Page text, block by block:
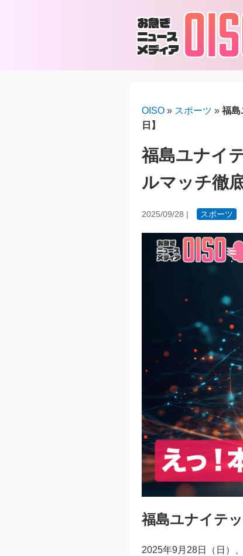
OISO » スポーツ » 福島
日】
福島ユナイ
ルマッチ徹
2025/09/28 | スポーツ
福島ユナイテ
2025年9月28日（日）、